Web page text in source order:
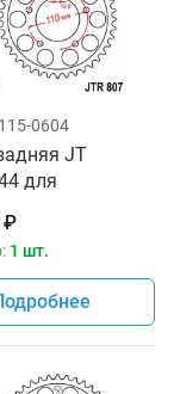
115-0604
JT
для
₽
1 шт.